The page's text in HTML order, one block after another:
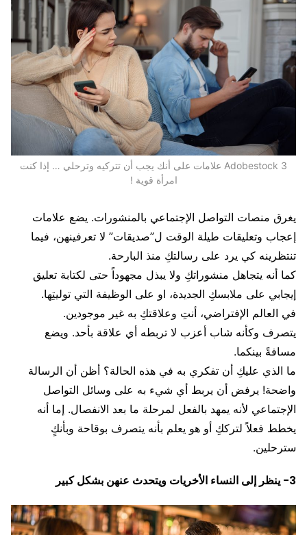
Adobestock 3 علامات على أنك يجب أن تتركيه وترحلي … إذا كنت
امرأة قوية !
يغرق منصات التواصل الإجتماعي بالمنشورات. يضع علامات
إعجاب وتعليقات طيلة الوقت ل”صديقات” لا تعرفينهن، فيما
تنتظرينه كي يرد على رسالتكِ منذ البارحة.
كما أنه يتجاهل منشوراتكِ ولا يبذل مجهوداً حتى لكتابة تعليق
إيجابي على ملابسكِ الجديدة، او على الوظيفة التي توليتِها.
في العالم الإفتراضي، أنتِ وعلاقتكِ به غير موجودين.
يتصرف وكأنه شاب أعزب لا تربطه أي علاقة بأحد. ويضع
مسافةً بينكما.
ما الذي عليكِ أن تفكري به في هذه الحالة؟ أظن أن الرسالة
واضحة! يرفض أن يربط أي شيء به على وسائل التواصل
الإجتماعي لأنه يمهد بالفعل لمرحلة ما بعد الانفصال. إما أنه
يخطط فعلاً لترككِ أو هو يعلم بأنه يتصرف بوقاحة وبأنكٍ
سترحلين.
3- ينظر إلى النساء الأخريات ويتحدث عنهن بشكل كبير